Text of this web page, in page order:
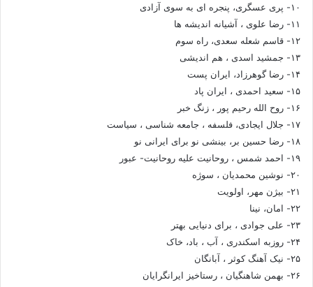
۱۰- پری عسگری، پنجره ای به سوی آزادی
۱۱- رضا علوی ، آشیانه اندیشه ها
۱۲- قاسم شعله سعدی، راه سوم
۱۳- جمشید اسدی ، هم اندیشی
۱۴- رضا گوهرزاد، ایران پست
۱۵- سعید احمدی ، ایران پاد
۱۶- روح الله رحیم پور ، زنگ خبر
۱۷- جلال ایجادی، فلسفه ، جامعه شناسی ، سیاست
۱۸- رضا حسین بر، بینشی نو برای ایرانی نو
۱۹- احمد شمس ، روحانیت علیه روحانیت- عبور
۲۰- نوشین محمدیان ، سوژه
۲۱- بیژن مهر، اولویت
۲۲- امان، نینا
۲۳- علی جوادی ، برای دنیایی بهتر
۲۴- روزبه اسکندری ، آب ، باد، خاک
۲۵- نیک آهنگ کوثر ، آبانگان
۲۶- بهمن شاهنگیان ، رستاخیز ایرانگرایان